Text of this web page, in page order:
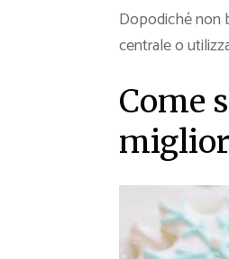
Dopodiché non
centrale o
Come